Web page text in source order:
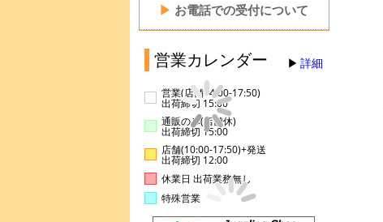
▶ お電話での受付について
営業カレンダー 詳細
営業(店舗14:00-17:50)
出荷締切 15:00
通販のみ(店舗休)
出荷締切 15:00
店舗(10:00-17:50)+発送
出荷締切 12:00
休業日 出荷業務無し
特殊営業